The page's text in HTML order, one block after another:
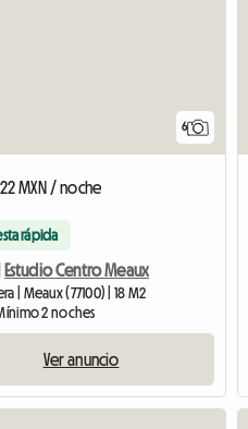
6
MXN / noche
rápida
Estudio Centro Meaux
| Meaux (77100) | 18 M2
2 noches
Ver anuncio